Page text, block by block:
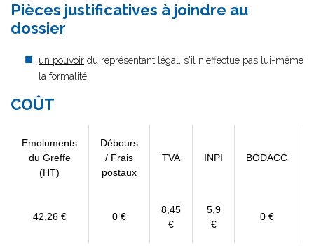
Pièces justificatives à joindre au
dossier
un pouvoir du représentant légal, s'il n'effectue pas lui-même
la formalité
COÛT
Emoluments
du Greffe
(HT)
Débours
/ Frais
postaux
TVA INPI BODACC
42,26 € 0 €
8,45
€
5,9
€
0 €